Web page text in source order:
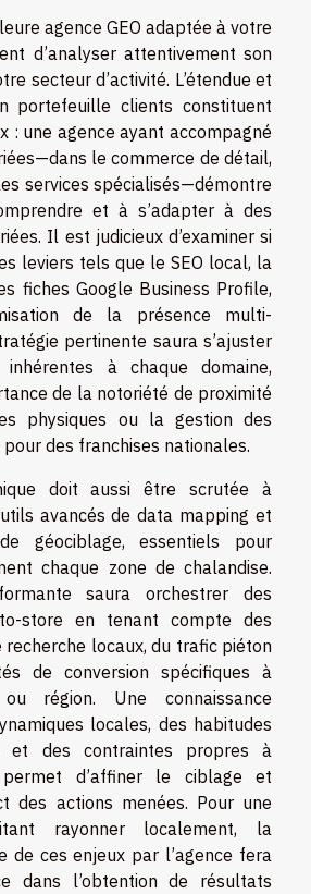
agence GEO adaptée à votre
d’analyser attentivement son
secteur d’activité. L’étendue et
portefeuille clients constituent
: une agence ayant accompagné
le commerce de détail,
services spécialisés—démontre
et à s’adapter à des
Il est judicieux d’examiner si
leviers tels que le SEO local, la
fiches Google Business Profile,
de la présence multi-
pertinente saura s’ajuster
à chaque domaine,
de la notoriété de proximité
physiques ou la gestion des
des franchises nationales.
doit aussi être scrutée à
avancés de data mapping et
géociblage, essentiels pour
chaque zone de chalandise.
saura orchestrer des
to-store en tenant compte des
locaux, du trafic piéton
de conversion spécifiques à
région. Une connaissance
locales, des habitudes
et des contraintes propres à
d’affiner le ciblage et
des actions menées. Pour une
rayonner localement, la
de ces enjeux par l’agence fera
dans l’obtention de résultats